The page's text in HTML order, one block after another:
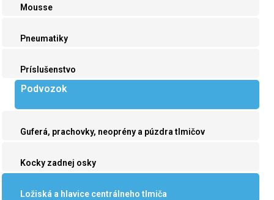
Mousse
Pneumatiky
Príslušenstvo
Podvozok
Guferá, prachovky, neoprény a púzdra tlmičov
Kocky zadnej osky
Ložiská a hlavice centrálneho tlmiča